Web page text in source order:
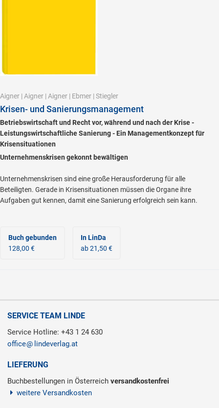
Aigner | Aigner | Aigner | Ebmer | Stiegler
Krisen- und Sanierungsmanagement
Betriebswirtschaft und Recht vor, während und nach der Krise -
Leistungswirtschaftliche Sanierung - Ein Managementkonzept für
Krisensituationen
Unternehmenskrisen gekonnt bewältigen
Unternehmenskrisen sind eine große Herausforderung für alle
Beteiligten. Gerade in Krisensituationen müssen die Organe ihre
Aufgaben gut kennen, damit eine Sanierung erfolgreich sein kann.
Buch gebunden
128,00 €
In LinDa
ab 21,50 €
SERVICE TEAM LINDE
Service Hotline: +43 1 24 630
office
lindeverlag.at
LIEFERUNG
Buchbestellungen in Österreich versandkostenfrei
weitere Versandkosten